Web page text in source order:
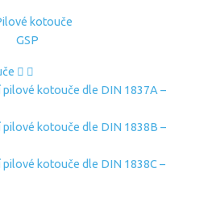
pilové kotouče dle DIN 1837A –
pilové kotouče dle DIN 1838B –
pilové kotouče dle DIN 1838C –